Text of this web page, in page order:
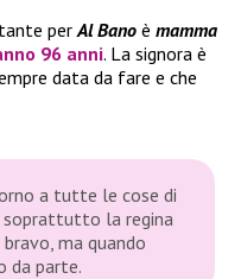
per Al Bano è mamma
96 anni. La signora è
data da fare e che
a tutte le cose di
soprattutto la regina
ma quando
da parte.